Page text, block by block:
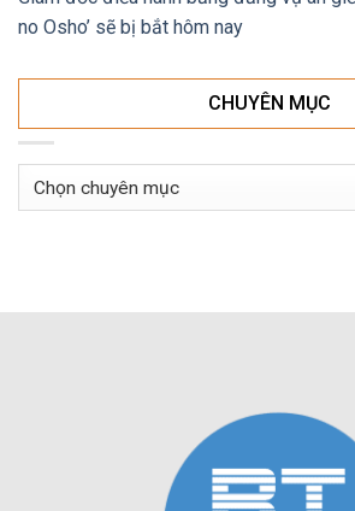
no Osho’ sẽ bị bắt hôm nay
CHUYÊN MỤC
Chuyên